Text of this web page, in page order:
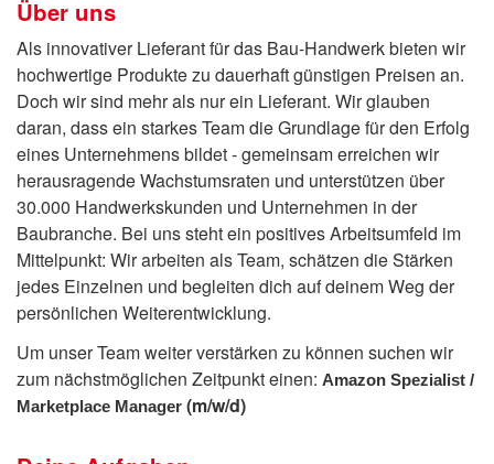
Über uns
Als innovativer Lieferant für das Bau-Handwerk bieten wir
hochwertige Produkte zu dauerhaft günstigen Preisen an.
Doch wir sind mehr als nur ein Lieferant. Wir glauben
daran, dass ein starkes Team die Grundlage für den Erfolg
eines Unternehmens bildet - gemeinsam erreichen wir
herausragende Wachstumsraten und unterstützen über
30.000 Handwerkskunden und Unternehmen in der
Baubranche. Bei uns steht ein positives Arbeitsumfeld im
Mittelpunkt: Wir arbeiten als Team, schätzen die Stärken
jedes Einzelnen und begleiten dich auf deinem Weg der
persönlichen Weiterentwicklung.
Um unser Team weiter verstärken zu können suchen wir
zum nächstmöglichen Zeitpunkt einen: Amazon Spezialist /
Marketplace Manager (m/w/d)